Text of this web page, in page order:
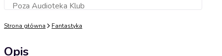
Poza Audioteka KlubDodaj do koszyka
Strona główna Fantastyka
Opis